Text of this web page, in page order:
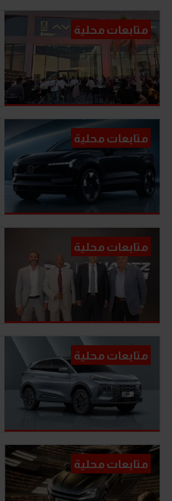
متابعات محلية
متابعات محلية
متابعات محلية
متابعات محلية
متابعات محلية